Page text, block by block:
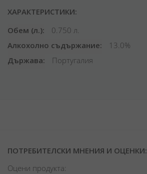
ХАРАКТЕРИСТИКИ:
Обем (л.)
0.750 л.
Алкохолно съдържание
13.0%
Държава
Португалия
ПОТРЕБИТЕЛСКИ МНЕНИЯ И ОЦЕНКИ:
Оцени продукта: